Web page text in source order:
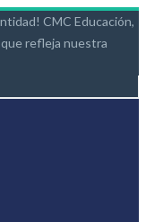
CMC Educación,
refleja nuestra